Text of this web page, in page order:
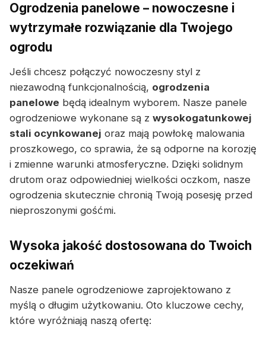
Ogrodzenia panelowe – nowoczesne i
wytrzymałe rozwiązanie dla Twojego
ogrodu
Jeśli chcesz połączyć nowoczesny styl z
niezawodną funkcjonalnością, ogrodzenia
panelowe będą idealnym wyborem. Nasze panele
ogrodzeniowe wykonane są z wysokogatunkowej
stali ocynkowanej oraz mają powłokę malowania
proszkowego, co sprawia, że są odporne na korozję
i zmienne warunki atmosferyczne. Dzięki solidnym
drutom oraz odpowiedniej wielkości oczkom, nasze
ogrodzenia skutecznie chronią Twoją posesję przed
nieproszonymi gośćmi.
Wysoka jakość dostosowana do Twoich
oczekiwań
Nasze panele ogrodzeniowe zaprojektowano z
myślą o długim użytkowaniu. Oto kluczowe cechy,
które wyróżniają naszą ofertę: